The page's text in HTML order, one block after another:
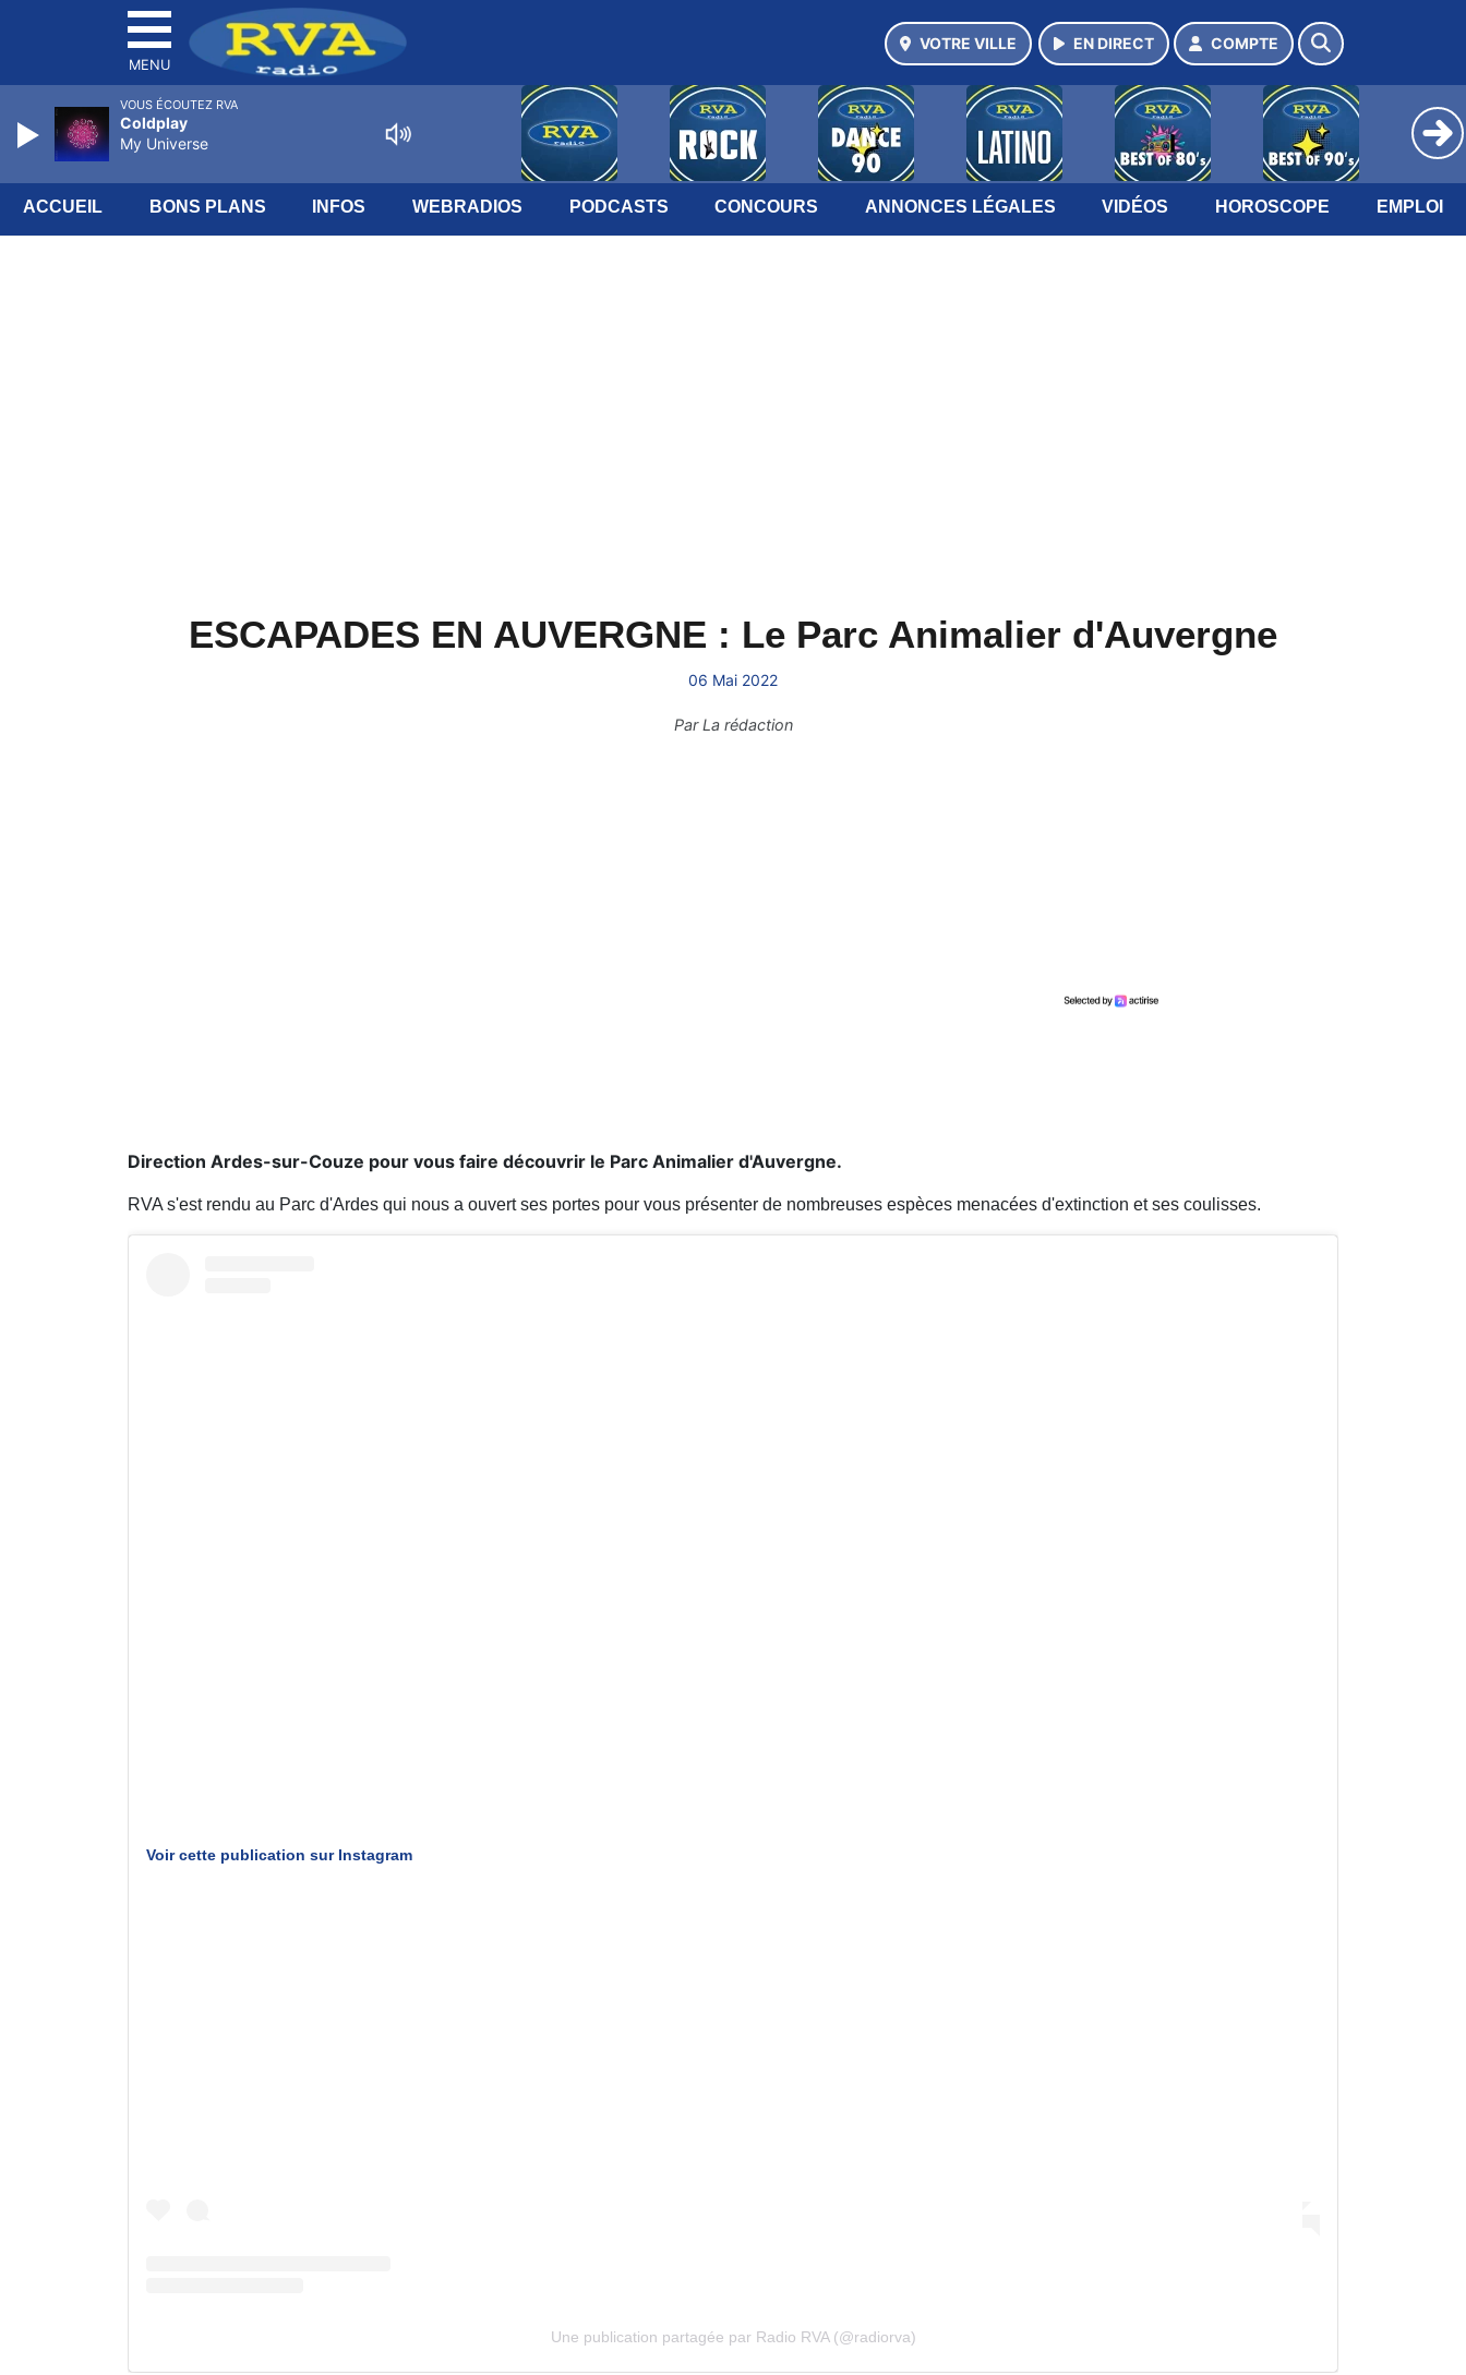
MENU
VOTRE VILLE EN DIRECT COMPTE
ACCUEIL BONS PLANS INFOS WEBRADIOS PODCASTS CONCOURS ANNONCES LÉGALES VIDÉOS HOROSCOPE EMPLOI
ESCAPADES EN AUVERGNE : Le Parc Animalier d'Auvergne
06 Mai 2022
ParLa rédaction
Direction Ardes-sur-Couze pour vous faire découvrir le Parc Animalier d'Auvergne.
RVA s'est rendu au Parc d'Ardes qui nous a ouvert ses portes pour vous présenter de nombreuses espèces menacées d'extinction et ses coulisses.
Voir cette publication sur Instagram
Une publication partagée par Radio RVA (@radiorva)
VOUS ÉCOUTEZ RVA
Coldplay
My Universe